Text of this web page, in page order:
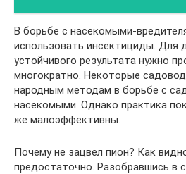
В борьбе с насекомыми-
использовать инсектициды. Для
устойчивого результата нужно
многократно. Некоторые
народным методам в борьбе с
насекомыми. Однако практика
же малоэффективны.
Почему не зацвел пион? Как
предостаточно. Разобравшись в